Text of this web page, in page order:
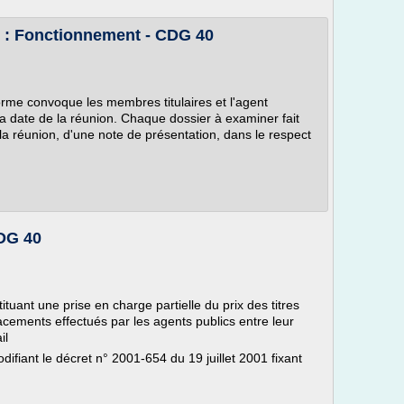
Fonctionnement - CDG 40
convoque les membres titulaires et l'agent
date de la réunion. Chaque dossier à examiner fait
réunion, d'une note de présentation, dans le respect
40
une prise en charge partielle du prix des titres
effectués par les agents publics entre leur
le décret n° 2001-654 du 19 juillet 2001 fixant